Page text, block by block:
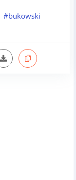
#bukowski